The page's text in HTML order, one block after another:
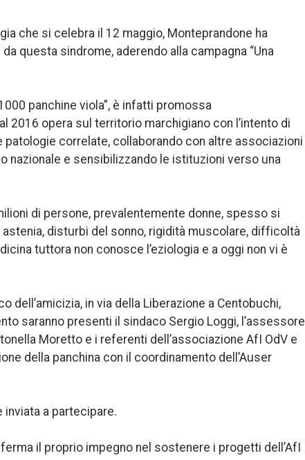
che si celebra il 12 maggio, Monteprandone ha
questa sindrome, aderendo alla campagna “Una
panchine viola”, è infatti promossa
2016 opera sul territorio marchigiano con l’intento di
correlate, collaborando con altre associazioni
nazionale e sensibilizzando le istituzioni verso una
di persone, prevalentemente donne, spesso si
disturbi del sonno, rigidità muscolare, difficoltà
tuttora non conosce l’eziologia e a oggi non vi è
dell’amicizia, in via della Liberazione a Centobuchi,
saranno presenti il sindaco Sergio Loggi, l’assessore
Moretto e i referenti dell’associazione AfI OdV e
della panchina con il coordinamento dell’Auser
inviata a partecipare.
il proprio impegno nel sostenere i progetti dell’AfI